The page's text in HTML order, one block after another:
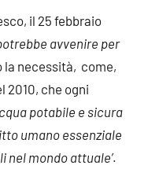
il 25 febbraio
avvenire per
necessità, come,
2010, che ogni
potabile e sicura
umano essenziale
nel mondo attuale’.